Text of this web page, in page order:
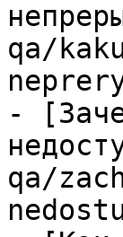
qa/
-
qa/